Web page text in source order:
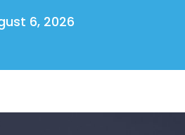
Shop
我们合作
6, 2026